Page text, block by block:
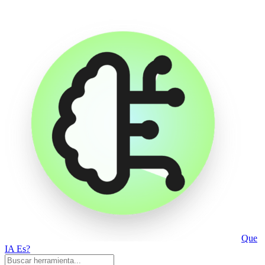
Que
IA Es?